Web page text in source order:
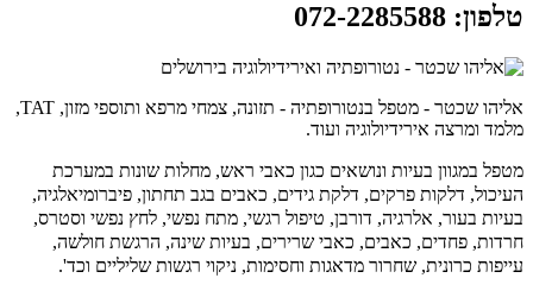
טלפון:
072-2285588
אליהו שכטר - מטפל בנטורופתיה - תזונה, צמחי מרפא ותוספי מזון, TAT,
מלמד ומרצה אירידיולוגיה ועוד.
מטפל במגוון בעיות ונושאים כגון כאבי ראש, מחלות שונות במערכת
העיכול, דלקות פרקים, דלקת גידים, כאבים בגב תחתון, פיברומיאלגיה,
בעיות בעור, אלרגיה, דורבן, טיפול רגשי, מתח נפשי, לחץ נפשי וסטרס,
חרדות, פחדים, כאבים, כאבי שרירים, בעיות שינה, הרגשת חולשה,
עייפות כרונית, שחרור מדאגות וחסימות, ניקוי רגשות שליליים וכד'.